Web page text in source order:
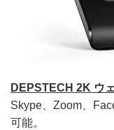
DEPSTECH 2K ウ
Skype、Zoom、
可能。